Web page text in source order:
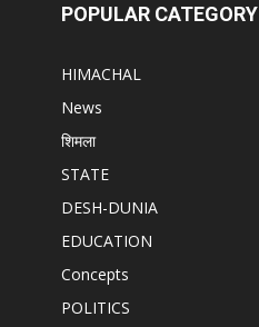
POPULAR CATEGORY
HIMACHAL
News
शिमला
STATE
DESH-DUNIA
EDUCATION
Concepts
POLITICS